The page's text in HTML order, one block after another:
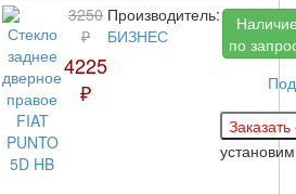
3250
₽
4225
₽
Производитель:
БИЗНЕС
по